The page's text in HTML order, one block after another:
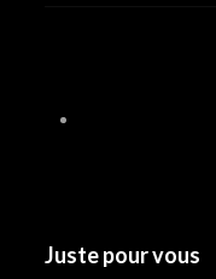
Juste pour vous